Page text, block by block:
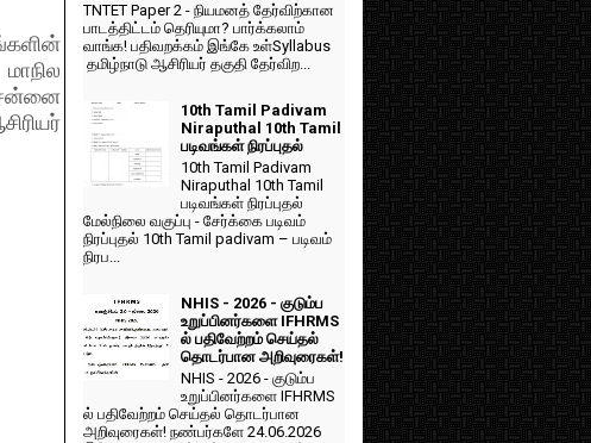
TNTET Paper 2 - நியமனத் தேர்விற்கான
பாடத்திட்டம் தெரியுமா? பார்க்கலாம்
வாங்க! பதிவறக்கம் இங்கே உள்Syllabus
தமிழ்நாடு ஆசிரியர் தகுதி தேர்விற...
10th Tamil Padivam
Niraputhal 10th Tamil
படிவங்கள் நிரப்புதல்
10th Tamil Padivam
Niraputhal 10th Tamil
படிவங்கள் நிரப்புதல்
மேல்நிலை வகுப்பு - சேர்க்கை படிவம்
நிரப்புதல் 10th Tamil padivam – படிவம்
நிரப...
NHIS - 2026 - குடும்ப
உறுப்பினர்களை IFHRMS
ல் பதிவேற்றம் செய்தல்
தொடர்பான அறிவுரைகள்!
NHIS - 2026 - குடும்ப
உறுப்பினர்களை IFHRMS
ல் பதிவேற்றம் செய்தல் தொடர்பான
அறிவுரைகள்! நண்பர்களே 24.06.2026